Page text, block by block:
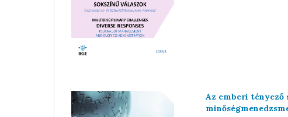
Az emberi